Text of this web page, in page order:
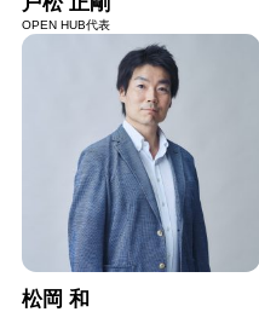
OPEN HUB代表
松岡 和